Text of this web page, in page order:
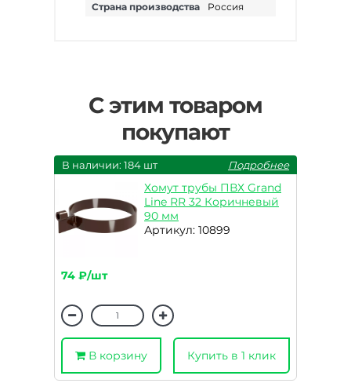
Страна производства Россия
С этим товаром
покупают
В наличии: 184 шт Подробнее
Хомут трубы ПВХ Grand
Line RR 32 Коричневый
90 мм
Артикул: 10899
74 ₽/шт
В корзину Купить в 1 клик